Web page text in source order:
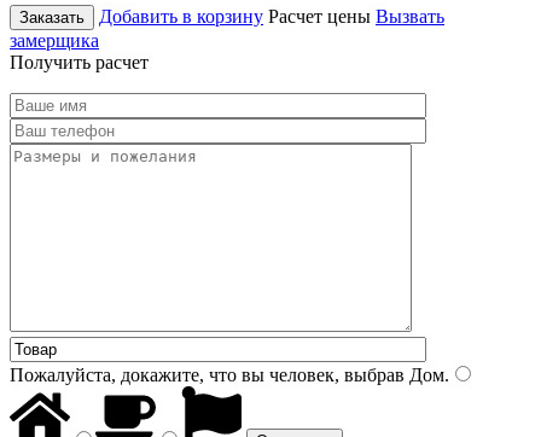
Заказать Добавить в корзину Расчет цены Вызвать
замерщика
Получить расчет
Пожалуйста, докажите, что вы человек, выбрав Дом.